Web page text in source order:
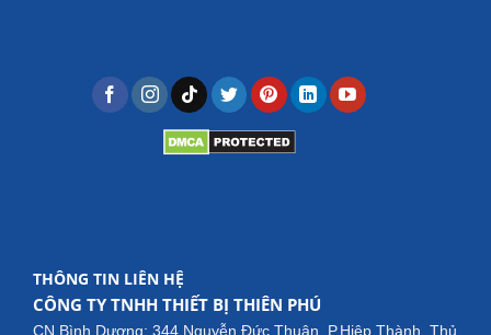
THÔNG TIN LIÊN HỆ
CÔNG TY TNHH THIẾT BỊ THIÊN PHÚ
CN Bình Dương: 344 Nguyễn Đức Thuận, P.Hiệp Thành, Thủ